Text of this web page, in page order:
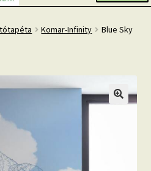
Komar-Infinity
Blue Sky